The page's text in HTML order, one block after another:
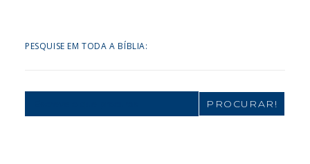
PESQUISE EM TODA A BÍBLIA:
Search